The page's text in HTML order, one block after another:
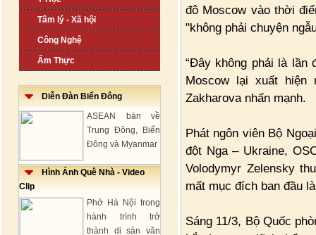
Tâm lý - Xã hội
Công Nghệ
Ẩm Thực
Diễn Đàn Biển Đông
ASEAN bàn về
Trung Đông, Biển
Đông và Myanmar
Hình Ảnh Quê Nhà - Video
Clip
Phở Hà Nội trong
hành trình trở
thành di sản văn
đô Moscow vào thời
"không phải chuyện
“Đây không phải là lần
Moscow lại xuất hiện
Zakharova nhấn mạnh.
Phát ngôn viên Bộ
đột Nga – Ukraine,
Volodymyr Zelensky
mất mục đích ban đầu
Sáng 11/3, Bộ Quốc